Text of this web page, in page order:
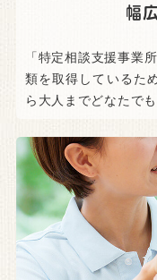
幅
「特定相談支援事業
類を取得しているた
ら大人までどなたで